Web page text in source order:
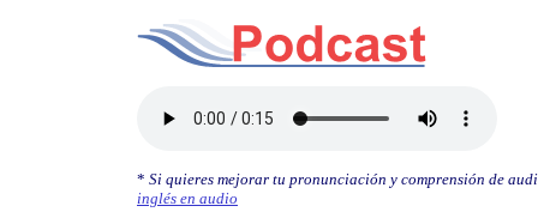
* Si quieres mejorar tu pronunciación y comprensión de
inglés en audio